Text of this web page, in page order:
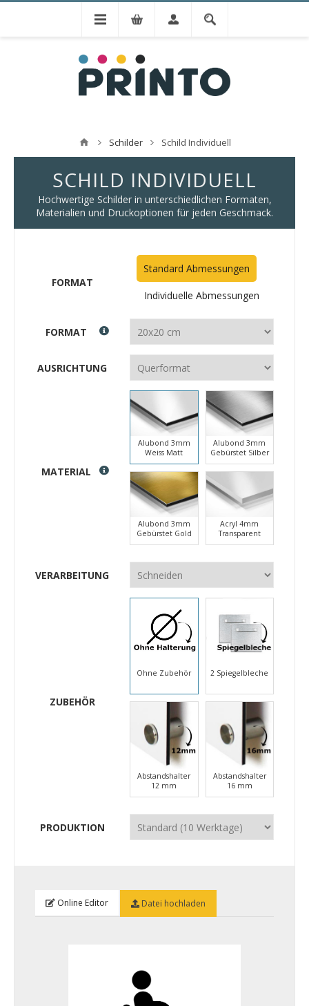
Schilder Schild Individuell
SCHILD INDIVIDUELL
Hochwertige Schilder in unterschiedlichen Formaten,
Materialien und Druckoptionen für jeden Geschmack.
FORMAT
Standard Abmessungen
Individuelle Abmessungen
FORMAT
AUSRICHTUNG
MATERIAL
Alubond 3mm
Weiss Matt
Alubond 3mm
Gebürstet Silber
Alubond 3mm
Gebürstet Gold
Acryl 4mm
Transparent
VERARBEITUNG
ZUBEHÖR
Ohne Zubehör 2 Spiegelbleche
Abstandshalter
12 mm
Abstandshalter
16 mm
PRODUKTION
Online Editor Datei hochladen